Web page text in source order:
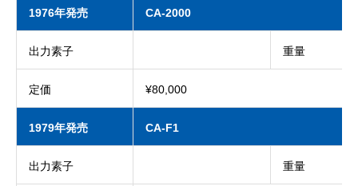
1976年発売 CA-2000
出力素子 重量
定価 ¥80,000
1979年発売 CA-F1
出力素子 重量